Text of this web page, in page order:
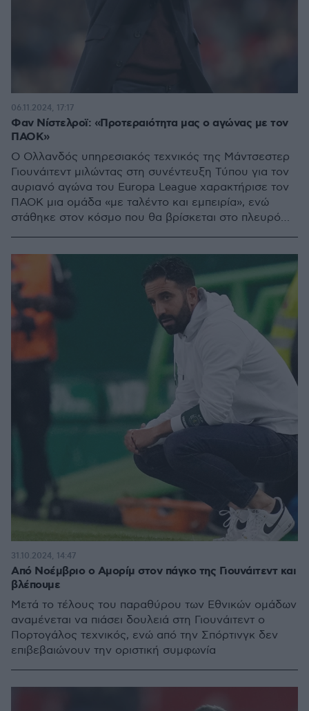
Φαν Νίστελροϊ: «Προτεραιότητα μας ο αγώνας με τον
ΠΑΟK»
Ο Ολλανδός υπηρεσιακός τεχνικός της Μάντσεστερ
Γιουνάιτεντ μιλώντας στη συνέντευξη Τύπου για τον
αυριανό αγώνα του Europa League χαρακτήρισε τον
ΠΑΟΚ μια ομάδα «με ταλέντο και εμπειρία», ενώ
στάθηκε στον κόσμο που θα βρίσκεται στο πλευρό
06.11.2024, 17:17
Από Νοέμβριο ο Αμορίμ στον πάγκο της Γιουνάιτεντ και
βλέπουμε
Μετά το τέλους του παραθύρου των Εθνικών ομάδων
αναμένεται να πιάσει δουλειά στη Γιουνάιτεντ ο
Πορτογάλος τεχνικός, ενώ από την Σπόρτινγκ δεν
επιβεβαιώνουν την οριστική συμφωνία
31.10.2024, 14:47